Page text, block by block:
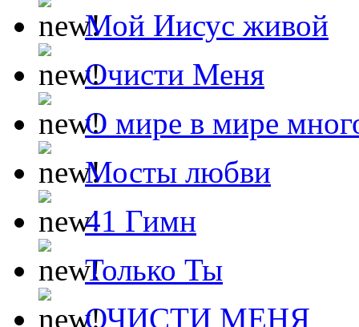
Мой Иисус живой
Очисти Меня
О мире в мире
Мосты любви
41 Гимн
Только Ты
ОЧИСТИ МЕНЯ